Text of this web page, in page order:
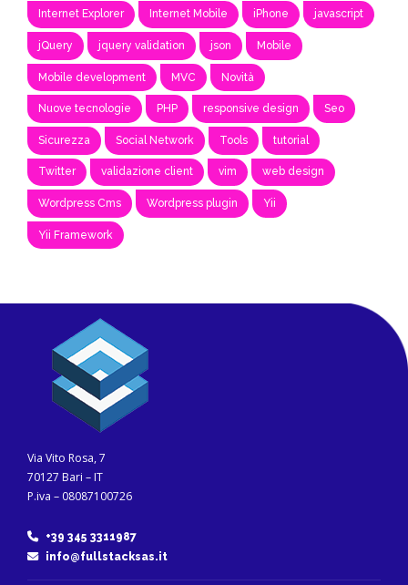
Internet Explorer Internet Mobile iPhone javascript
jQuery jquery validation json Mobile
Mobile development MVC Novità
Nuove tecnologie PHP responsive design Seo
Sicurezza Social Network Tools tutorial
Twitter validazione client vim web design
Wordpress Cms Wordpress plugin Yii
Yii Framework
Via Vito Rosa, 7
70127 Bari – IT
P.iva – 08087100726
+39 345 3311987
info@fullstacksas.it